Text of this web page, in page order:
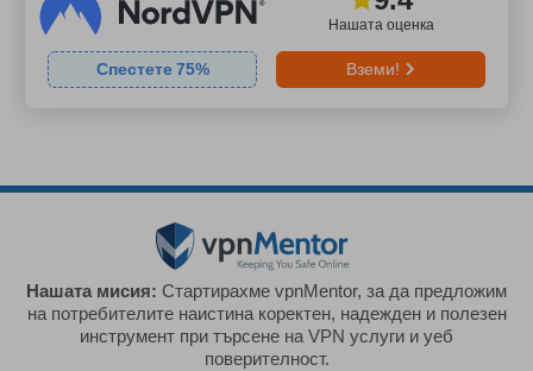
Нашата оценка
Спестете 75% Вземи!
Нашата мисия: Стартирахме vpnMentor, за да предложим
на потребителите наистина коректен, надежден и полезен
инструмент при търсене на VPN услуги и уеб
поверителност.